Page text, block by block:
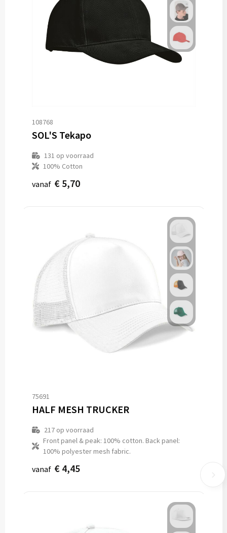
108768
SOL'S Tekapo
131 op voorraad
100% Cotton
vanaf € 5,70
75691
HALF MESH TRUCKER
217op voorraad
Front panel & peak: 100% cotton. Back panel:
100% polyester mesh fabric.
vanaf € 4,45